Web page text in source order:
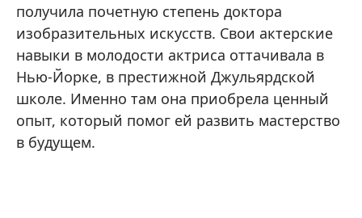
получила почетную степень доктора
изобразительных искусств. Свои актерские
навыки в молодости актриса оттачивала в
Нью-Йорке, в престижной Джульярдской
школе. Именно там она приобрела ценный
опыт, который помог ей развить мастерство
в будущем.